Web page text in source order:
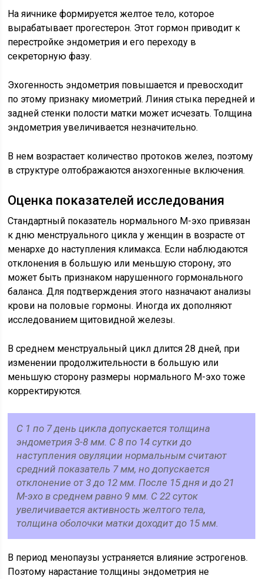
На яичнике формируется желтое тело, которое
вырабатывает прогестерон. Этот гормон приводит к
перестройке эндометрия и его переходу в
секреторную фазу.
Эхогенность эндометрия повышается и превосходит
по этому признаку миометрий. Линия стыка передней и
задней стенки полости матки может исчезать. Толщина
эндометрия увеличивается незначительно.
В нем возрастает количество протоков желез, поэтому
в структуре олтображаются анэхогенные включения.
Оценка показателей исследования
Стандартный показатель нормального М-эхо привязан
к дню менструального цикла у женщин в возрасте от
менархе до наступления климакса. Если наблюдаются
отклонения в большую или меньшую сторону, это
может быть признаком нарушенного гормонального
баланса. Для подтверждения этого назначают анализы
крови на половые гормоны. Иногда их дополняют
исследованием щитовидной железы.
В среднем менструальный цикл длится 28 дней, при
изменении продолжительности в большую или
меньшую сторону размеры нормального М-эхо тоже
корректируются.
С 1 по 7 день цикла допускается толщина
эндометрия 3-8 мм. С 8 по 14 сутки до
наступления овуляции нормальным считают
средний показатель 7 мм, но допускается
отклонение от 3 до 12 мм. После 15 дня и до 21
М-эхо в среднем равно 9 мм. С 22 суток
увеличивается активность желтого тела,
толщина оболочки матки доходит до 15 мм.
В период менопаузы устраняется влияние эстрогенов.
Поэтому нарастание толщины эндометрия не